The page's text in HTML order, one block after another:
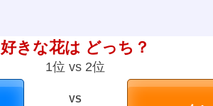
好きな花は どっち？
1位 vs 2位
VS